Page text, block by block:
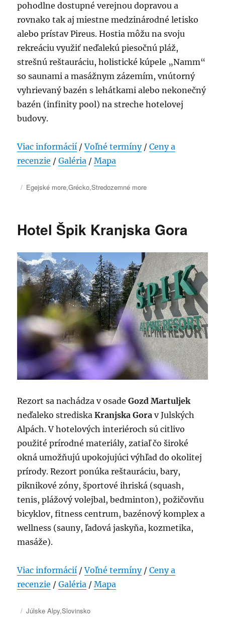
pohodlne dostupné verejnou dopravou a
rovnako tak aj miestne medzinárodné letisko
alebo prístav Pireus. Hostia môžu na svoju
rekreáciu využiť neďalekú piesočnú pláž,
strešnú reštauráciu, holistické kúpele „Namm“
so saunami a masážnym zázemím, vnútorný
vyhrievaný bazén s lehátkami alebo nekonečný
bazén (infinity pool) na streche hotelovej
budovy.
Viac informácií /Voľné termíny/Ceny a
recenzie /Galéria /Mapa
Publikované
Kategórie
Egejské more,Grécko,Stredozemné more
Hotel Špik Kranjska Gora
Rezort sa nachádza v osadeGozd Martuljek
neďaleko strediskaKranjska Gora v Julských
Alpách. V hotelových interiéroch sú citlivo
použité prírodné materiály, zatiaľ čo široké
okná umožňujú upokojujúci výhľad do okolitej
prírody. Rezort ponúka reštauráciu, bary,
piknikové zóny, športové ihriská (squash,
tenis, plážový volejbal, bedminton), požičovňu
bicyklov, fitness centrum, bazénový komplex a
wellness (sauny, ľadová jaskyňa, kozmetika,
masáže).
Viac informácií /Voľné termíny/Ceny a
recenzie /Galéria /Mapa
Publikované
Kategórie
Júlske Alpy,Slovinsko